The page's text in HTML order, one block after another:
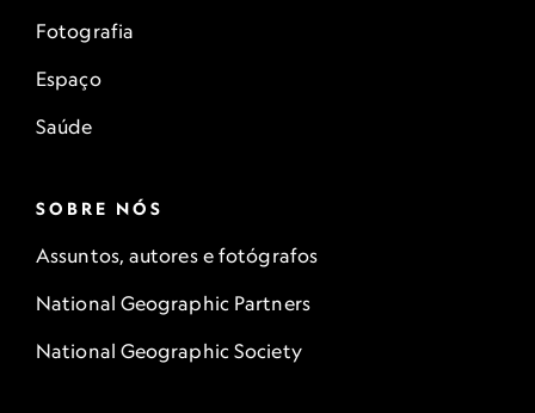
Fotografia
Espaço
Saúde
SOBRE NÓS
Assuntos, autores e fotógrafos
National Geographic Partners
National Geographic Society